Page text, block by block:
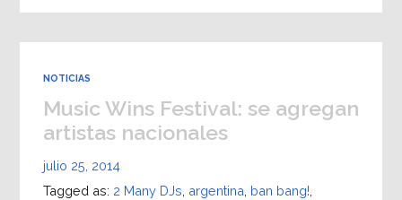
NOTICIAS
Music Wins Festival: se agregan
artistas nacionales
julio 25, 2014
Tagged as: 2 Many DJs argentina ban bang!